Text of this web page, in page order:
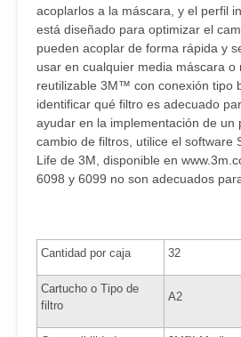
acoplarlos a la máscara, y el perfil
está diseñado para optimizar el
pueden acoplar de forma rápida y
usar en cualquier media máscara o
reutilizable 3M™ con conexión tipo
identificar qué filtro es adecuado
ayudar en la implementación de un
cambio de filtros, utilice el software
Life de 3M, disponible en
6098 y 6099 no son adecuados
Cantidad por caja 32
Cartucho o Tipo de
filtro
A2